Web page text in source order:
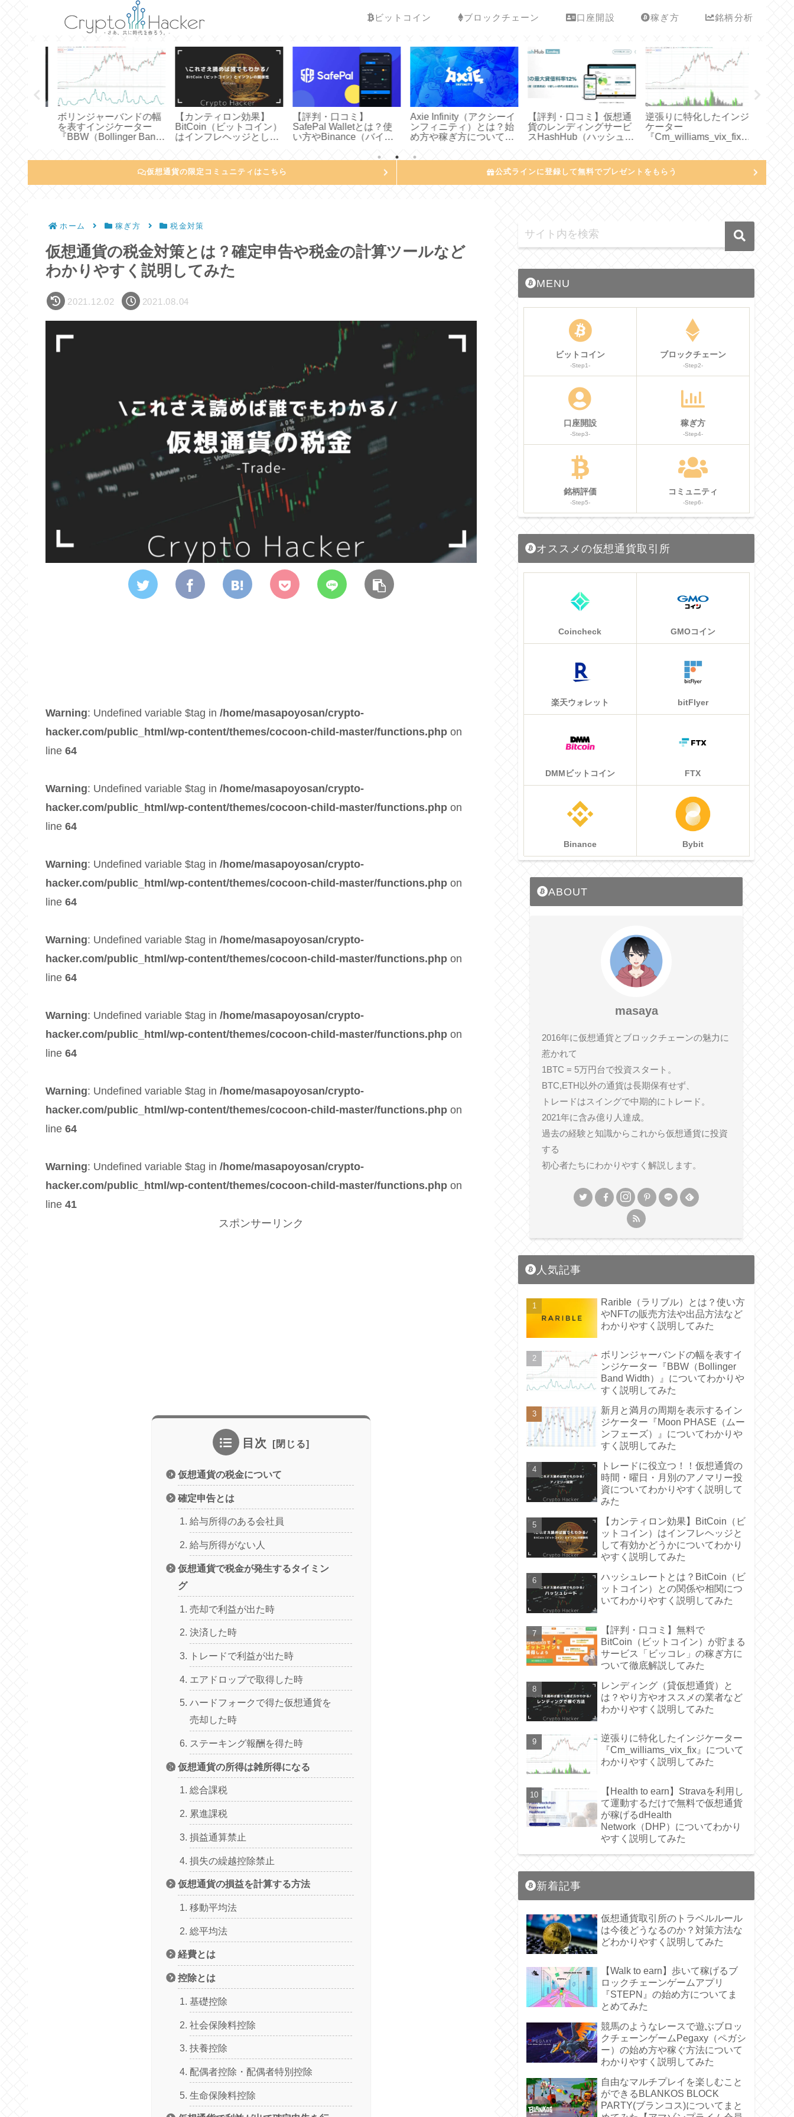
ビットコイン ブロックチェーン 口座開設 稼ぎ方 銘柄分析
ボリンジャーバンドの幅
を表すインジケーター
『BBW（Bollinger Band
【カンティロン効果】
BitCoin（ビットコイン）
はインフレヘッジとして
【評判・口コミ】
SafePal Walletとは？使
い方やBinance（バイナ
りやすく説明してみた
Axie Infinity（アクシーイ
ンフィニティ）とは？始
め方や稼ぎ方についてわ
【評判・口コミ】仮想通
貨のレンディングサービ
スHashHub（ハッシュハ
てみた
逆張りに特化したインジ
ケーター
『Cm_williams_vix_fix』
仮想通貨の限定コミュニティはこちら 公式ラインに登録して無料でプレゼントをもらう
ホーム 稼ぎ方 税金対策
仮想通貨の税金対策とは？確定申告や税金の計算ツールなど
わかりやすく説明してみた
2021.12.02 2021.08.04
Warning: Undefined variable $tag in /home/masapoyosan/crypto-
hacker.com/public_html/wp-content/themes/cocoon-child-master/functions.php on
line 64
Warning: Undefined variable $tag in /home/masapoyosan/crypto-
hacker.com/public_html/wp-content/themes/cocoon-child-master/functions.php on
line 64
Warning: Undefined variable $tag in /home/masapoyosan/crypto-
hacker.com/public_html/wp-content/themes/cocoon-child-master/functions.php on
line 64
Warning: Undefined variable $tag in /home/masapoyosan/crypto-
hacker.com/public_html/wp-content/themes/cocoon-child-master/functions.php on
line 64
Warning: Undefined variable $tag in /home/masapoyosan/crypto-
hacker.com/public_html/wp-content/themes/cocoon-child-master/functions.php on
line 64
Warning: Undefined variable $tag in /home/masapoyosan/crypto-
hacker.com/public_html/wp-content/themes/cocoon-child-master/functions.php on
line 64
Warning: Undefined variable $tag in /home/masapoyosan/crypto-
hacker.com/public_html/wp-content/themes/cocoon-child-master/functions.php on
line 41
スポンサーリンク
目次
仮想通貨の税金について
確定申告とは
給与所得のある会社員
給与所得がない人
仮想通貨で税金が発生するタイミン
グ
売却で利益が出た時
決済した時
トレードで利益が出た時
エアドロップで取得した時
ハードフォークで得た仮想通貨を
売却した時
ステーキング報酬を得た時
仮想通貨の所得は雑所得になる
総合課税
累進課税
損益通算禁止
損失の繰越控除禁止
仮想通貨の損益を計算する方法
移動平均法
総平均法
経費とは
控除とは
基礎控除
社会保険料控除
扶養控除
配偶者控除・配偶者特別控除
生命保険料控除
MENU
ビットコイン
-Step1-
ブロックチェーン
-Step2-
口座開設
-Step3-
稼ぎ方
-Step4-
銘柄評価
-Step5-
コミュニティ
-Step6-
オススメの仮想通貨取引所
Coincheck GMOコイン
楽天ウォレット bitFlyer
DMMビットコイン FTX
Binance Bybit
ABOUT
masaya
2016年に仮想通貨とブロックチェーンの魅力に
惹かれて
1BTC = 5万円台で投資スタート。
BTC,ETH以外の通貨は長期保有せず、
トレードはスイングで中期的にトレード。
2021年に含み億り人達成。
過去の経験と知識からこれから仮想通貨に投資
する
初心者たちにわかりやすく解説します。
人気記事
Rarible（ラリブル）とは？使い方
やNFTの販売方法や出品方法など
わかりやすく説明してみた
ボリンジャーバンドの幅を表すイ
ンジケーター『BBW（Bollinger
Band Width）』についてわかりや
すく説明してみた
新月と満月の周期を表示するイン
ジケーター『Moon PHASE（ムー
ンフェーズ）』についてわかりや
すく説明してみた
トレードに役立つ！！仮想通貨の
時間・曜日・月別のアノマリー投
資についてわかりやすく説明して
みた
【カンティロン効果】BitCoin（ビ
ットコイン）はインフレヘッジと
して有効かどうかについてわかり
やすく説明してみた
ハッシュレートとは？BitCoin（ビ
ットコイン）との関係や相関につ
いてわかりやすく説明してみた
【評判・口コミ】無料で
BitCoin（ビットコイン）が貯まる
サービス「ビッコレ」の稼ぎ方に
ついて徹底解説してみた
レンディング（貸仮想通貨）と
は？やり方やオススメの業者など
わかりやすく説明してみた
逆張りに特化したインジケーター
『Cm_williams_vix_fix』について
わかりやすく説明してみた
【Health to earn】Stravaを利用し
て運動するだけで無料で仮想通貨
が稼げるdHealth
Network（DHP）についてわかり
やすく説明してみた
新着記事
仮想通貨取引所のトラベルルール
は今後どうなるのか？対策方法な
どわかりやすく説明してみた
【Walk to earn】歩いて稼げるブ
ロックチェーンゲームアプリ
『STEPN』の始め方についてま
とめてみた
競馬のようなレースで遊ぶブロッ
クチェーンゲームPegaxy（ペガシ
ー）の始め方や稼ぐ方法について
わかりやすく説明してみた
自由なマルチプレイを楽しむこと
ができるBLANKOS BLOCK
PARTY(ブランコス)についてまと